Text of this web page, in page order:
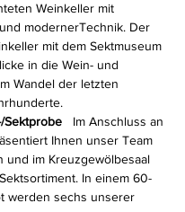
Weinkeller mit
modernerTechnik. Der
mit dem Sektmuseum
in die Wein- und
Wandel der letzten
Sektprobe
Im Anschluss an
Ihnen unser Team
und im Kreuzgewölbesaal
In einem 60-
werden sechs unserer